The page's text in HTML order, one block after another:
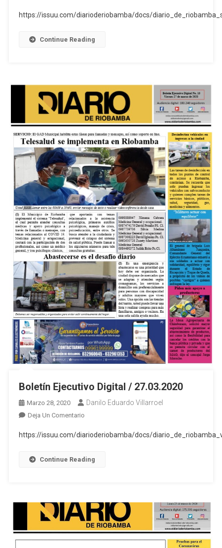
Ejecutivo
28.03.2020
https://issuu.com/diarioderiobamba/docs/
Continue Reading
Boletín Ejecutivo Digital / 27.03.2020
Marzo 28, 2020 Danilo Eduardo Villarroel
Deja Un ComentarioEn
Ejecutivo
/
https://issuu.com/diarioderiobamba/docs/
Continue Reading